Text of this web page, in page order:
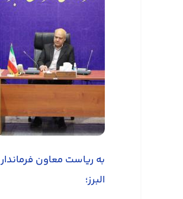
به ریاست معاون فرماندار
البرز؛